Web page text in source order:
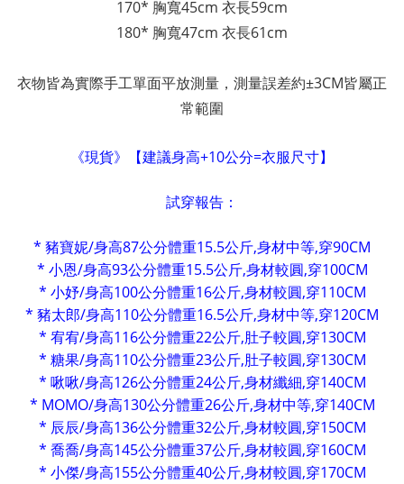
170* 胸寬45cm 衣長59cm
180* 胸寬47cm 衣長61cm
衣物皆為實際手工單面平放測量，測量誤差約±3CM皆屬正
常範圍
《現貨》【建議身高+10公分=衣服尺寸】
試穿報告：
* 豬寶妮/身高87公分體重15.5公斤,身材中等,穿90CM
* 小恩/身高93公分體重15.5公斤,身材較圓,穿100CM
* 小妤/身高100公分體重16公斤,身材較圓,穿110CM
* 豬太郎/身高110公分體重16.5公斤,身材中等,穿120CM
* 宥宥/身高116公分體重22公斤,肚子較圓,穿130CM
* 糖果/身高110公分體重23公斤,肚子較圓,穿130CM
* 啾啾/身高126公分體重24公斤,身材纖細,穿140CM
* MOMO/身高130公分體重26公斤,身材中等,穿140CM
* 辰辰/身高136公分體重32公斤,身材較圓,穿150CM
* 喬喬/身高145公分體重37公斤,身材較圓,穿160CM
* 小傑/身高155公分體重40公斤,身材較圓,穿170CM